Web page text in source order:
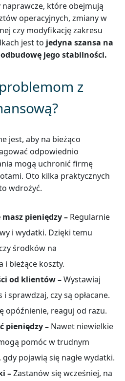
które obejmują
operacyjnych, zmiany w
czy modyfikację zakresu
jest to jedyna szansa na
jego stabilności.
z
jest, aby na bieżąco
odpowiednio
mogą uchronić firmę
Oto kilka praktycznych
wdrożyć.
pieniędzy – Regularnie
i wydatki. Dzięki temu
środków na
i bieżące koszty.
od klientów –Wystawiaj
sprawdzaj, czy są opłacane.
opóźnienie, reaguj od razu.
pieniędzy – Nawet niewielkie
pomóc w trudnym
pojawią się nagłe wydatki.
–Zastanów się wcześniej, na